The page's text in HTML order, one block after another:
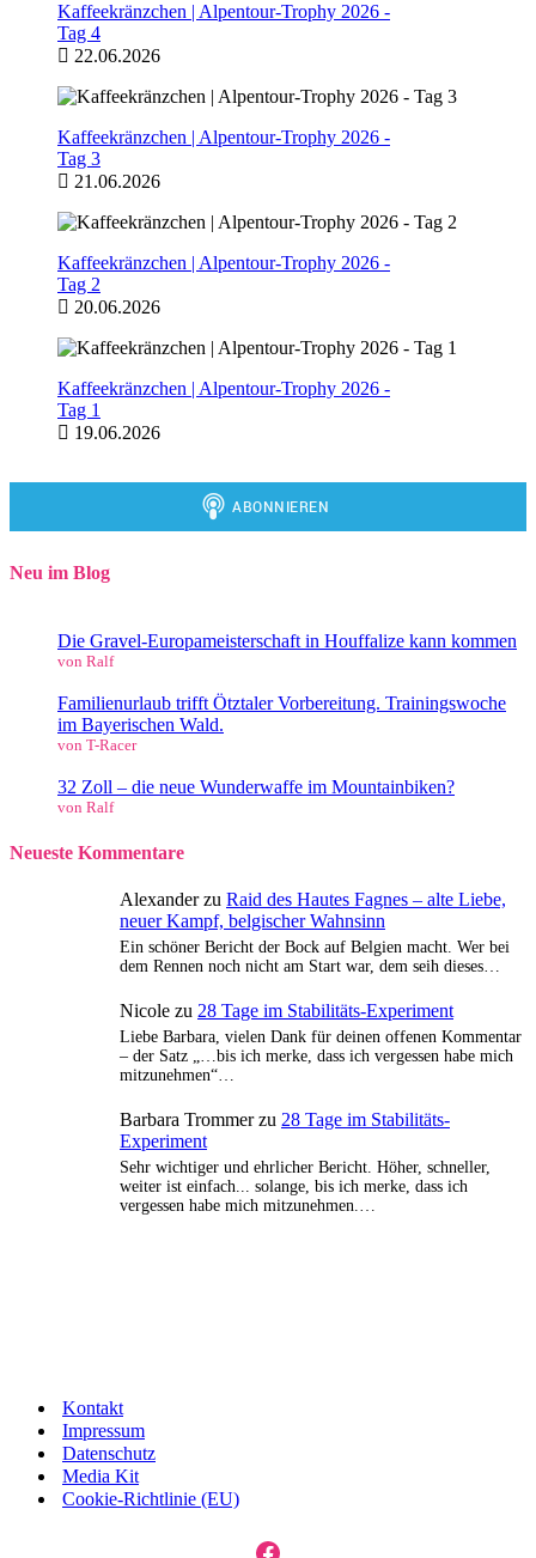
Kaffeekränzchen | Alpentour-Trophy 2026 -
Tag 4
22.06.2026
Kaffeekränzchen | Alpentour-Trophy 2026 -
Tag 3
21.06.2026
Kaffeekränzchen | Alpentour-Trophy 2026 -
Tag 2
20.06.2026
Kaffeekränzchen | Alpentour-Trophy 2026 -
Tag 1
19.06.2026
Neu im Blog
Die Gravel-Europameisterschaft in Houffalize kann kommen
von Ralf
Familienurlaub trifft Ötztaler Vorbereitung. Trainingswoche
im Bayerischen Wald.
von T-Racer
32 Zoll – die neue Wunderwaffe im Mountainbiken?
von Ralf
Neueste Kommentare
Alexanderzu Raid des Hautes Fagnes – alte Liebe,
neuer Kampf, belgischer Wahnsinn
Ein schöner Bericht der Bock auf Belgien macht. Wer bei
dem Rennen noch nicht am Start war, dem seih dieses…
Nicole zu 28 Tage im Stabilitäts-Experiment
Liebe Barbara, vielen Dank für deinen offenen Kommentar
– der Satz „…bis ich merke, dass ich vergessen habe mich
mitzunehmen“…
Barbara Trommerzu 28 Tage im Stabilitäts-
Experiment
Sehr wichtiger und ehrlicher Bericht. Höher, schneller,
weiter ist einfach... solange, bis ich merke, dass ich
vergessen habe mich mitzunehmen.…
Kontakt
Impressum
Datenschutz
Media Kit
Cookie-Richtlinie (EU)
Facebook